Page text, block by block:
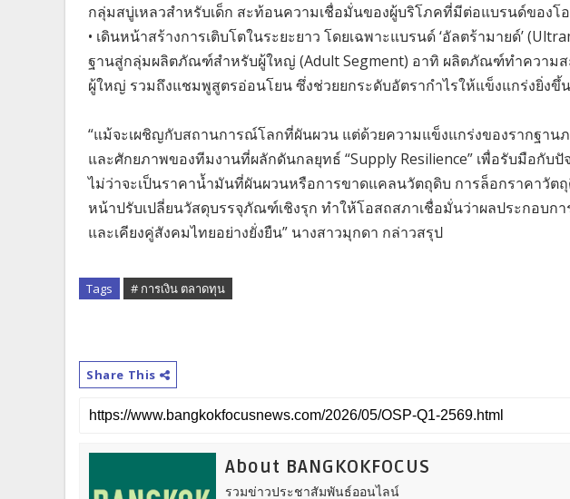
กลุ่มสบู่เหลวสำหรับเด็ก สะท้อนความเชื่อมั่นของผู้บริโภคที่มีต่อแบรนด์ของโ
• เดินหน้าสร้างการเติบโตในระยะยาว โดยเฉพาะแบรนด์ ‘อัลตร้ามายด์’
ฐานสู่กลุ่มผลิตภัณฑ์สำหรับผู้ใหญ่ (Adult Segment) อาทิ ผลิตภัณฑ์ทำความ
ผู้ใหญ่ รวมถึงแชมพูสูตรอ่อนโยน ซึ่งช่วยยกระดับอัตรากำไรให้แข็งแกร่งยิ่งขึ้น
“แม้จะเผชิญกับสถานการณ์โลกที่ผันผวน แต่ด้วยความแข็งแกร่งของรากฐาน
และศักยภาพของทีมงานที่ผลักดันกลยุทธ์ “Supply Resilience” เพื่อรับมือกับ
ไม่ว่าจะเป็นราคาน้ำมันที่ผันผวนหรือการขาดแคลนวัตถุดิบ การล็อกราคาวัต
หน้าปรับเปลี่ยนวัสดุบรรจุภัณฑ์เชิงรุก ทำให้โอสถสภาเชื่อมั่นว่าผลประกอบกา
และเคียงคู่สังคมไทยอย่างยั่งยืน” นางสาวมุกดา กล่าวสรุป
Tags # การเงิน ตลาดทุน
Share This
About BANGKOKFOCUS
รวมข่าวประชาสัมพันธ์ออนไลน์